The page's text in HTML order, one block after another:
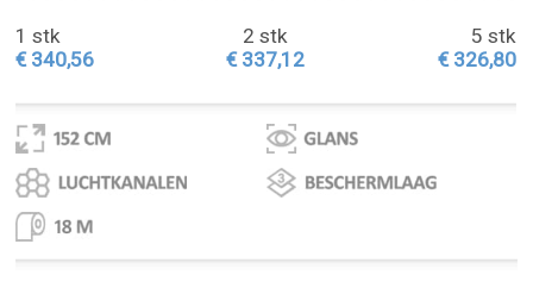
1 stk
€ 340,56
2 stk
€ 337,12
5 stk
€ 326,80